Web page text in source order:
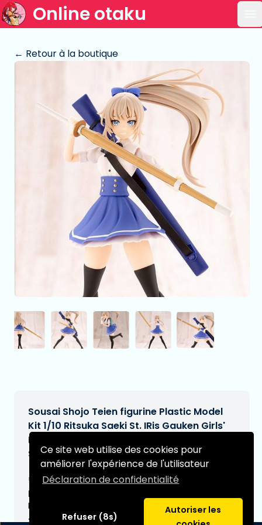
Ce site web utilise des cookies pour
améliorer l'expérience de l'utilisateur
Déclaration de confidentialité
Refuser (8s)
Autoriser les
Online otaku
← Retour à la boutique
Sousai Shojo Teien figurine Plastic Model
Kit 1/10 Ritsuka Saeki St. IRis Gauken Girls'
High School Summer Clothes Dreaming
Style Knight of Iris 16 cm
€93,99[Sous réserve de modifications]
Date de livraison prévue:
N/A
Type: